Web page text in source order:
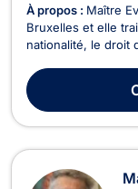
À propos : Maître
Bruxelles et elle
nationalité, le droit
des étrangers et de
AKENDA s’occupe